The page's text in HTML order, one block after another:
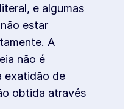
e algumas
estar
A
não é
exatidão de
obtida através